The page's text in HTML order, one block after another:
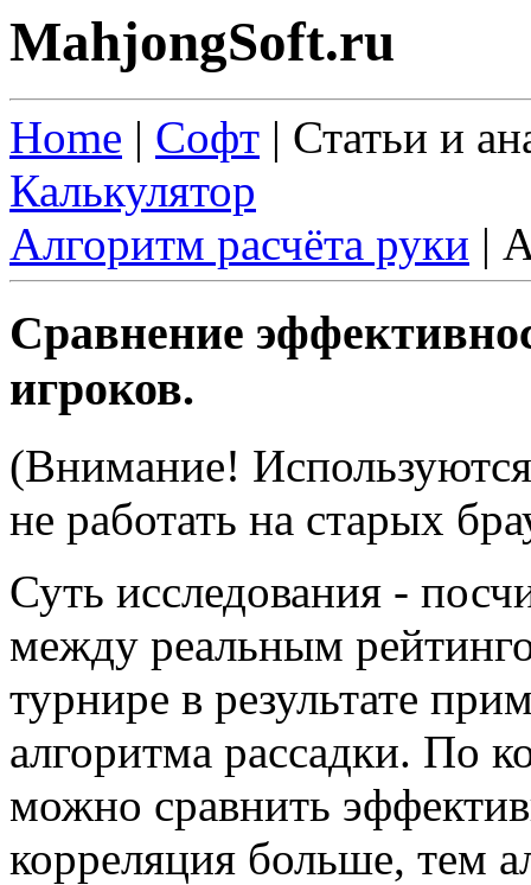
MahjongSoft.ru
Home | Софт | Статьи и
Калькулятор
Алгоритм расчёта руки |
Сравнение
игроков.
(Внимание!
не работать на старых
Суть исследования -
между реальным
турнире в результате
алгоритма рассадки. По
можно сравнить
корреляция больше, тем